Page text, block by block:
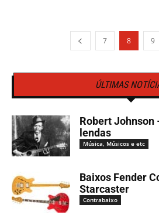
7 8 9
ÚLTIMAS
Robert Johnson
lendas
Música, Músicos e etc
Baixos Fender
Starcaster
Contrabaixo